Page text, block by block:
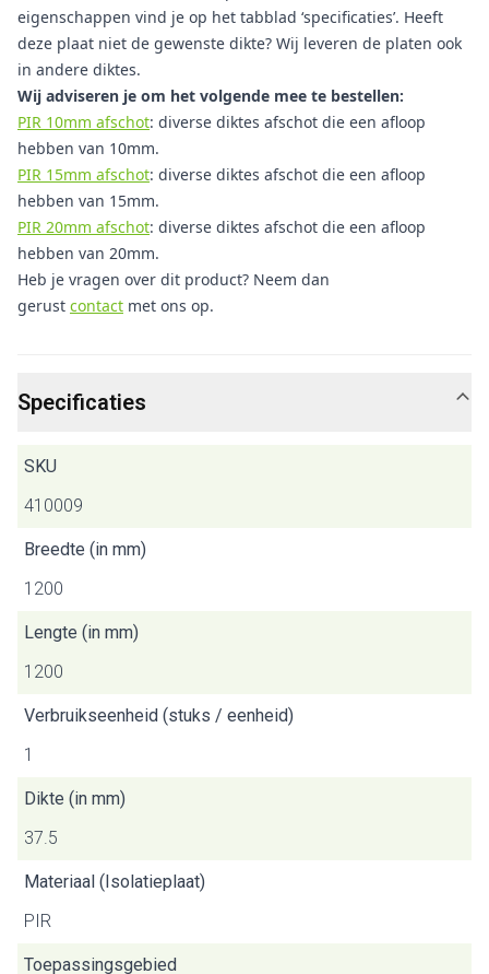
eigenschappen vind je op het tabblad ‘specificaties’. Heeft
deze plaat niet de gewenste dikte? Wij leveren de platen ook
in andere diktes.
Wij adviseren je om het volgende mee te bestellen:
PIR 10mm afschot: diverse diktes afschot die een afloop
hebben van 10mm.
PIR 15mm afschot: diverse diktes afschot die een afloop
hebben van 15mm.
PIR 20mm afschot: diverse diktes afschot die een afloop
hebben van 20mm.
Heb je vragen over dit product? Neem dan
gerust contact met ons op.
Specificaties
SKU
410009
Breedte (in mm)
1200
Lengte (in mm)
1200
Verbruikseenheid (stuks / eenheid)
1
Dikte (in mm)
37.5
Materiaal (Isolatieplaat)
PIR
Toepassingsgebied